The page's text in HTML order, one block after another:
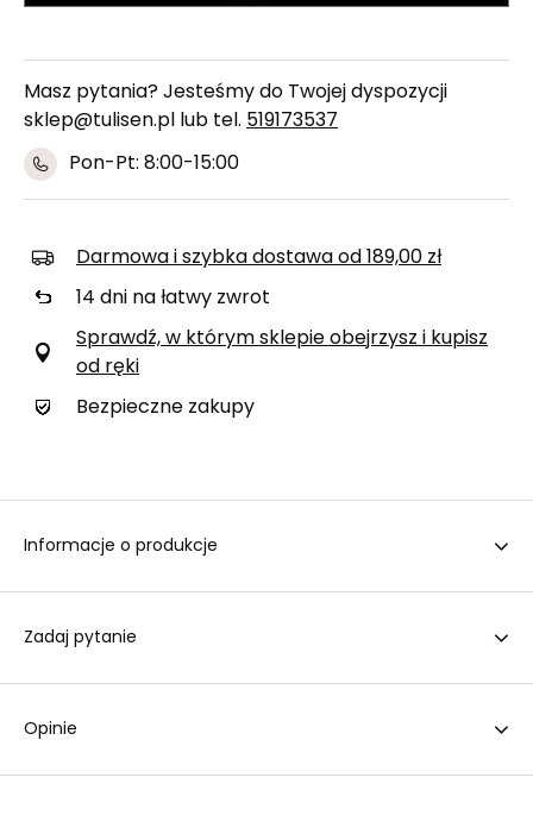
Masz pytania? Jesteśmy do Twojej dyspozycji
sklep@tulisen.pl lub tel. 519173537
Pon-Pt: 8:00-15:00
Darmowa i szybka dostawa od 189,00 zł
14 dni na łatwy zwrot
Sprawdź, w którym sklepie obejrzysz i kupisz
od ręki
Bezpieczne zakupy
Informacje o produkcje
Zadaj pytanie
Opinie